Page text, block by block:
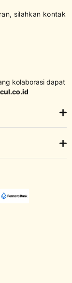
silahkan kontak
kolaborasi dapat